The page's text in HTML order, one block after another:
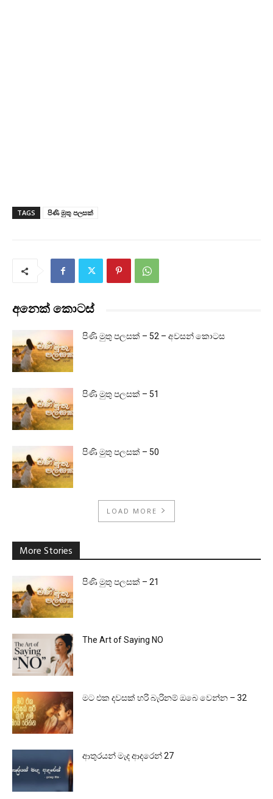
TAGS පිණි මුතු පලසක්
අනෙක් කොටස්
පිණි මුතු පලසක් – 52 – අවසන් කොටස
පිණි මුතු පලසක් – 51
පිණි මුතු පලසක් – 50
LOAD MORE
More Stories
පිණි මුතු පලසක් – 21
The Art of Saying NO
මට එක දවසක් හරි බැරිනම් ඔබෙ වෙන්න – 32
ආතුරයන් මැද ආදරෙන් 27